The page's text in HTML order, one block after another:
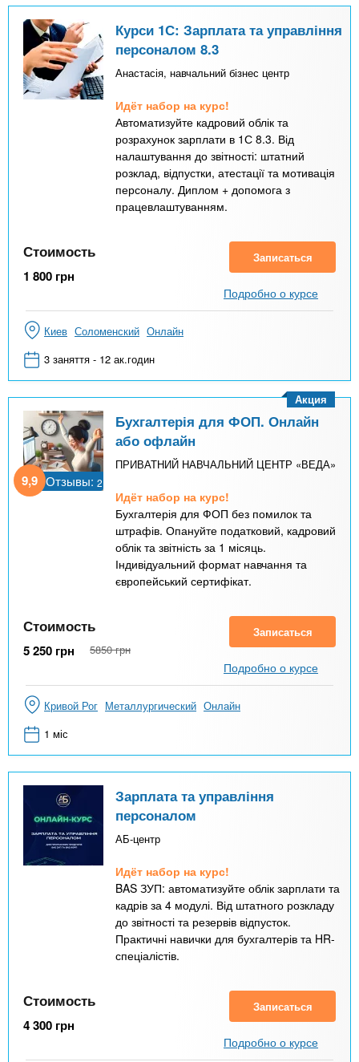
Курси 1С: Зарплата та управління
персоналом 8.3
Анастасія, навчальний бізнес центр
Идёт набор на курс!
Автоматизуйте кадровий облік та
розрахунок зарплати в 1С 8.3. Від
налаштування до звітності: штатний
розклад, відпустки, атестації та мотивація
персоналу. Диплом + допомога з
працевлаштуванням.
Стоимость
1 800 грн
Записаться
Подробно о курсе
Киев Соломенский Онлайн
3 заняття - 12 ак.годин
9,9 Отзывы: 2
Бухгалтерія для ФОП. Онлайн
або офлайн
ПРИВАТНИЙ НАВЧАЛЬНИЙ ЦЕНТР «ВЕДА»
Идёт набор на курс!
Бухгалтерія для ФОП без помилок та
штрафів. Опануйте податковий, кадровий
облік та звітність за 1 місяць.
Індивідуальний формат навчання та
європейський сертифікат.
Акция
Стоимость
5 250 грн 5850 грн
Записаться
Подробно о курсе
Кривой Рог Металлургический Онлайн
1 міс
Зарплата та управління
персоналом
АБ-центр
Идёт набор на курс!
BAS ЗУП: автоматизуйте облік зарплати та
кадрів за 4 модулі. Від штатного розкладу
до звітності та резервів відпусток.
Практичні навички для бухгалтерів та HR-
спеціалістів.
Стоимость
4 300 грн
Записаться
Подробно о курсе